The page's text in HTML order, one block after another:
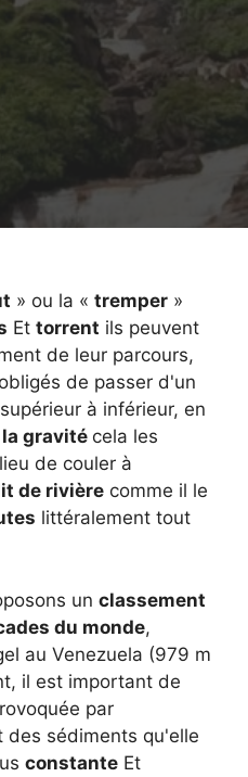
» ou la « tremper »
Et torrent ils peuvent
de leur parcours,
de passer d'un
supérieur à inférieur, en
gravité cela les
de couler à
de rivière comme il le
littéralement tout
un classement
du monde,
au Venezuela (979 m
il est important de
par
des sédiments qu'elle
constante Et